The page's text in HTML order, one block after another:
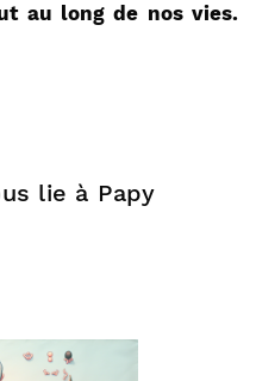
au long de nos vies.
lie à Papy